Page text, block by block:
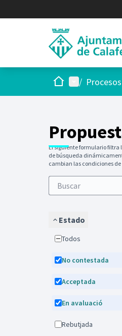
InicioMenú principal
/ Procesos
El siguiente formulario filtra
de búsqueda
cambian las condiciones
Estado
Todos
No contestada
Acceptada
En avaluació
Rebutjada